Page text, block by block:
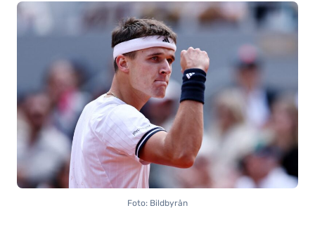
Foto: Bildbyrån